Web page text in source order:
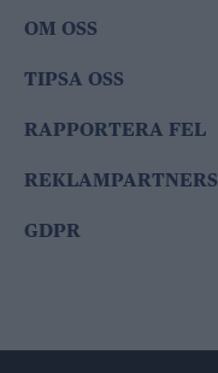
OM OSS
TIPSA OSS
RAPPORTERA FEL
REKLAMPARTNERS
GDPR